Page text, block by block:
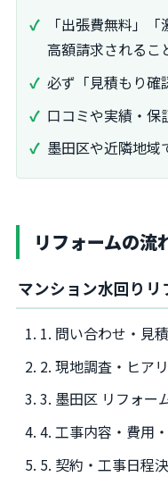
「出張費無料」
高額請求されるこ
必ず「見積もり確
口コミや実績・保
墨田区や近隣地域
リフォームの流
マンション水回り
1. 問い合わせ・見
2. 現地調査・ヒア
3. 墨田区 リフォー
4. 工事内容・費用
5. 契約・工事日程